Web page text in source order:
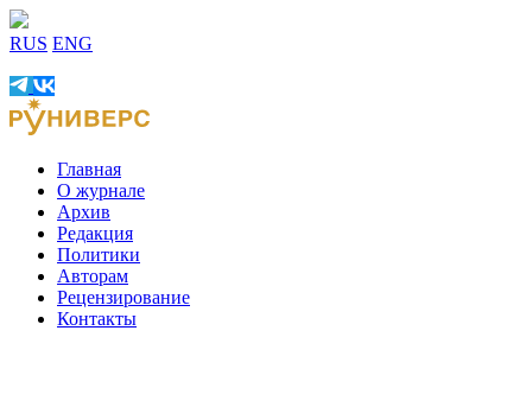
RUS ENG
Главная
О журнале
Архив
Редакция
Политики
Авторам
Рецензирование
Контакты